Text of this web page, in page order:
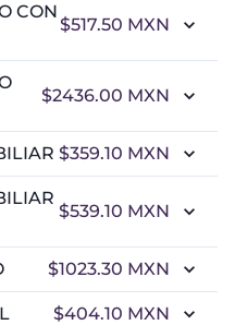
CON
$517.50 MXN
$2436.00 MXN
$359.10 MXN
$539.10 MXN
$1023.30 MXN
$404.10 MXN